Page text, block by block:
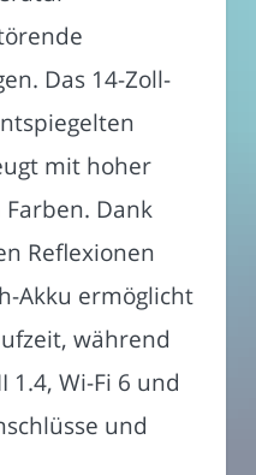
Das 14-Zoll-
mit hoher
Dank
Reflexionen
Akku ermöglicht
während
1.4, Wi-Fi 6 und
und